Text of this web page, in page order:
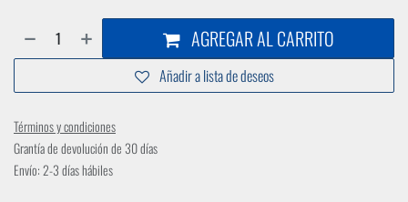
AGREGAR AL CARRITO
Añadir a lista de deseos
Términos y condiciones
Grantía de devolución de 30 días
Envío: 2-3 días hábiles